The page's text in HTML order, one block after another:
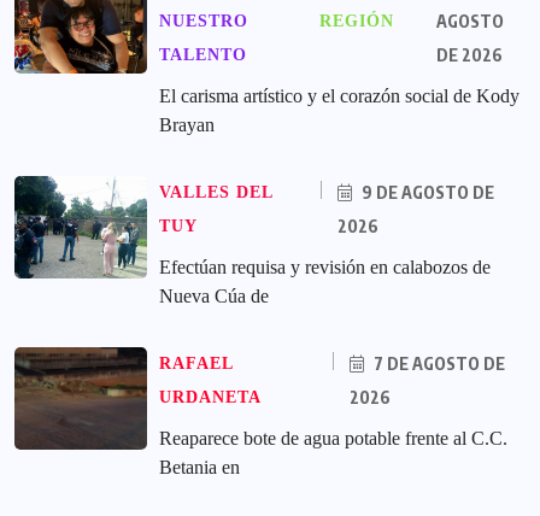
NUESTRO
TALENTO
REGIÓN
AGOSTO
DE 2026
El carisma artístico y el corazón social de Kody
Brayan
VALLES DEL
TUY
9 DE AGOSTO DE
2026
Efectúan requisa y revisión en calabozos de
Nueva Cúa de
RAFAEL
URDANETA
7 DE AGOSTO DE
2026
Reaparece bote de agua potable frente al C.C.
Betania en